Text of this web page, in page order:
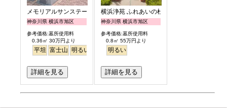
メモリアルサンステージ
神奈川県 横浜市旭区
参考価格:墓所使用料
0.36㎡ 30万円より
平坦 富士山 明るい
詳細を見る
横浜浄苑 ふれあいの杜
神奈川県 横浜市旭区
参考価格:墓所使用料
0.8㎡ 55万円より
明るい
詳細を見る